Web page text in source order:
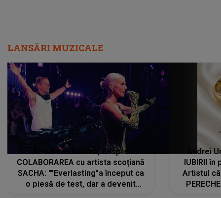
LANSĂRI MUZICALE
Armin van Buuren, despre
COLABORAREA cu artista scoțiană
SACHA: ""Everlasting"a început ca
o piesă de test, dar a devenit
Andrei
IUBIRII în
Artistul